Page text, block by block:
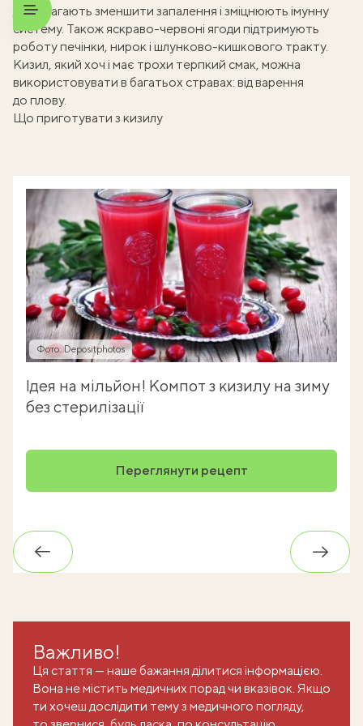
допомагають зменшити запалення і зміцнюють імунну
систему. Також яскраво-червоні ягоди підтримують
роботу печінки, нирок і шлунково-кишкового тракту.
Кизил, який хоч і має трохи терпкий смак, можна
використовувати в багатьох стравах: від варення
до плову.
Що приготувати з кизилу
Фото: Depositphotos
Ідея на мільйон! Компот з кизилу на зиму
без стерилізації
Переглянути рецепт
Назад
Важливо!
Ця стаття — наше бажання ділитися інформацією.
Вона не містить медичних порад чи вказівок. Якщо
ти хочеш дослідити тему з медичного погляду,